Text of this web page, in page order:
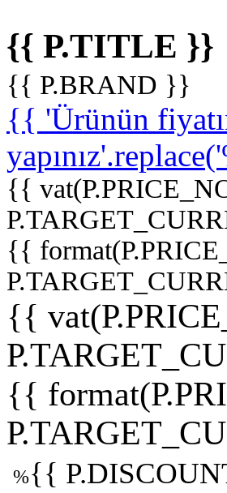
{{ P.TITLE }}
{{ P.BRAND }}
{{ 'Ürünün
{{
{{
{{
{{
%{{